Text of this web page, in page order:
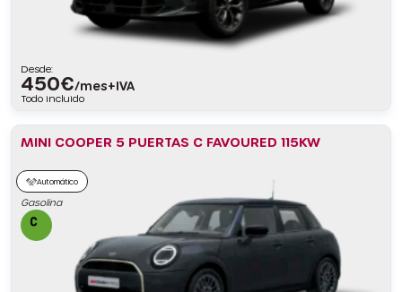
Desde:
450€/mes+IVA
Todo incluido
MINI COOPER 5 PUERTAS C FAVOURED 115KW
Automático
Gasolina